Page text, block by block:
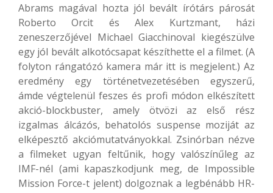
Abrams magával hozta jól bevált írótárs párosát
Roberto Orcit és Alex Kurtzmant, házi
zeneszerzőjével Michael Giacchinoval kiegészülve
egy jól bevált alkotócsapat készíthette el a filmet. (A
folyton rángatózó kamera már itt is megjelent.) Az
eredmény egy történetvezetésében egyszerű,
ámde végtelenül feszes és profi módon elkészített
akció-blockbuster, amely ötvözi az első rész
izgalmas álcázós, behatolós suspense moziját az
elképesztő akciómutatványokkal. Zsinórban nézve
a filmeket ugyan feltűnik, hogy valószínűleg az
IMF-nél (ami kapaszkodjunk meg, de Impossible
Mission Force-t jelent) dolgoznak a legbénább HR-